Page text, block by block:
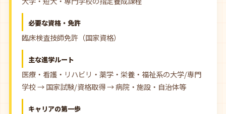
必要な資格・免許
臨床検査技師免許（国家資格）
主な進学ルート
医療・看護・リハビリ・薬学・栄養・福祉系の大学/専門
学校 → 国家試験/資格取得 → 病院・施設・自治体等
キャリアの第一歩